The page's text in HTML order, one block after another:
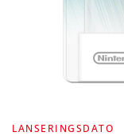
LANSERINGSDATO